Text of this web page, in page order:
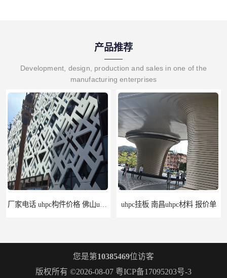
产品推荐
Development, design, production and sales in one of the
manufacturing enterprises
厂家电话 uhpc构件价格 佛山uhpc工厂 uhpc挂板 南昌uhpc材料 报价单
您是第10385469位访客
版权所有 ©2026-08-07 粤ICP备17095203号-3